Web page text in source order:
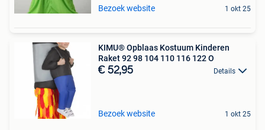
Bezoek website 1 okt 25
KIMU® Opblaas Kostuum Kinderen
Raket 92 98 104 110 116 122 O
€ 52,95 Details
Bezoek website 1 okt 25